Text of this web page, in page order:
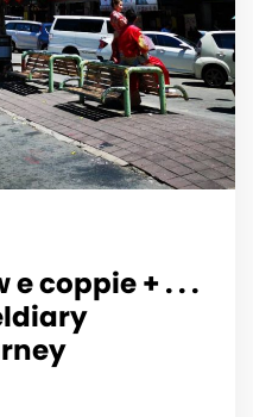
coppie +️️ . . .